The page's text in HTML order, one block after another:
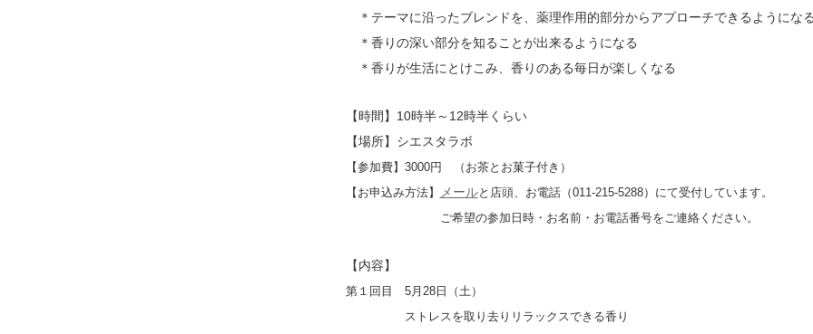
＊テーマに沿ったブレンドを、薬理作用的部分からアプローチできるようになる
＊香りの深い部分を知ることが出来るようになる
＊香りが生活にとけこみ、香りのある毎日が楽しくなる
【時間】10時半～12時半くらい
【場所】シエスタラボ
【参加費】3000円 （お茶とお菓子付き）
【お申込み方法】
メールと店頭、お電話（011-215-5288）にて受付しています。
ご希望の参加日時・お名前・お電話番号をご連絡ください。
【内容】
第１回目 5月28日（土）
ストレスを取り去りリラックスできる香り